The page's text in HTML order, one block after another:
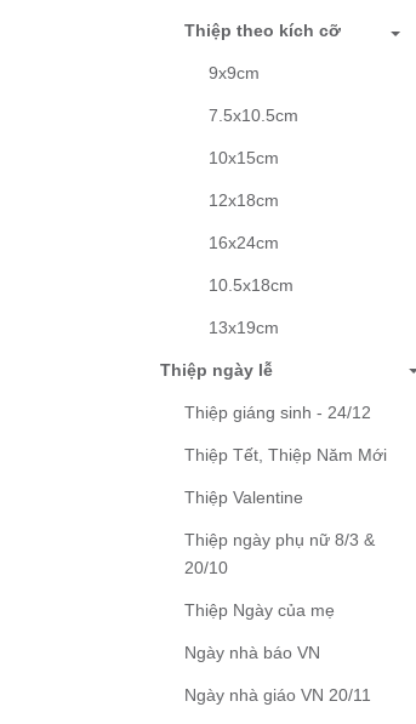
Thiệp theo kích cỡ
9x9cm
7.5x10.5cm
10x15cm
12x18cm
16x24cm
10.5x18cm
13x19cm
Thiệp ngày lễ
Thiệp giáng sinh - 24/12
Thiệp Tết, Thiệp Năm Mới
Thiệp Valentine
Thiệp ngày phụ nữ 8/3 &
20/10
Thiệp Ngày của mẹ
Ngày nhà báo VN
Ngày nhà giáo VN 20/11
Birthday Grey 09BD60